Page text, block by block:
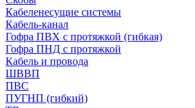
Кабеленесущие системы
Кабель-канал
Гофра ПВХ с протяжкой (гибкая)
Гофра ПНД с протяжкой
Кабель и провода
ШВВП
ПВС
ПУГНП (гибкий)